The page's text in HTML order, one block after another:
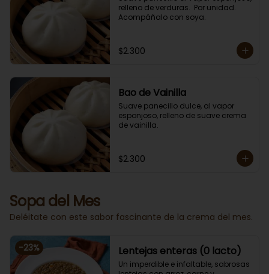
relleno de verduras.  Por unidad.
Acompáñalo con soya.
$2.300
Bao de Vainilla
Suave panecillo dulce, al vapor
esponjoso, relleno de suave crema
de vainilla.
$2.300
Sopa del Mes
Deléitate con este sabor fascinante de la crema del mes.
-23% Lentejas enteras (0 lacto)
Un imperdible e infaltable, sabrosas